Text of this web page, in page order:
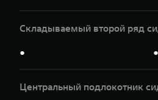
Складываемый второй ряд
● ●
Центральный подлокотник